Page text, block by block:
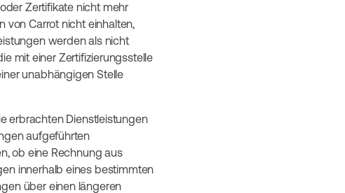
Zertifikate nicht mehr
von Carrot nicht einhalten,
werden als nicht
mit einer Zertifizierungsstelle
unabhängigen Stelle
erbrachten Dienstleistungen
aufgeführten
ob eine Rechnung aus
innerhalb eines bestimmten
über einen längeren